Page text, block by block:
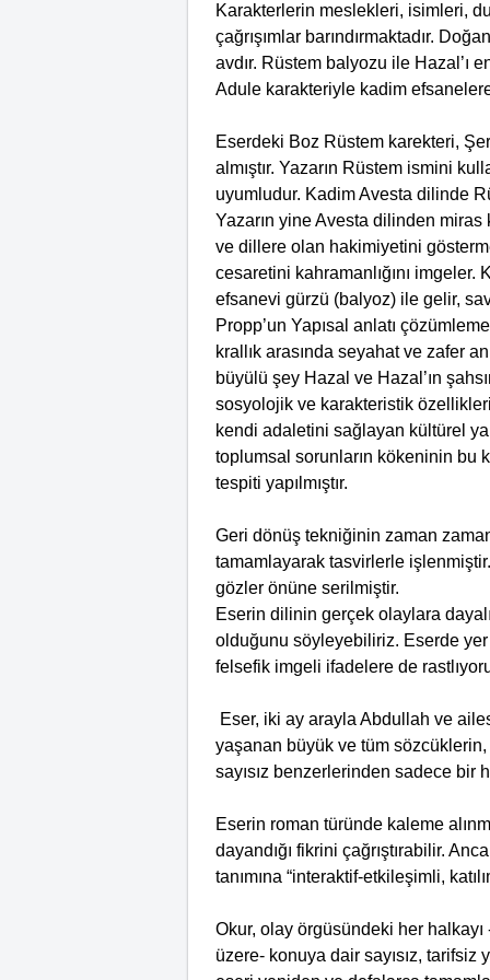
Karakterlerin meslekleri, isimleri,
çağrışımlar barındırmaktadır.
avdır. Rüstem balyozu ile Hazal’ı
Adule karakteriyle kadim
Eserdeki Boz Rüstem karekteri,
almıştır. Yazarın Rüstem ismini
uyumludur. Kadim Avesta dilinde
Yazarın yine Avesta dilinden miras
ve dillere olan hakimiyetini
cesaretini kahramanlığını
efsanevi gürzü (balyoz) ile gelir,
Propp’un Yapısal anlatı
krallık arasında seyahat ve zafer
büyülü şey Hazal ve Hazal’ın
sosyolojik ve karakteristik
kendi adaletini sağlayan kültürel
toplumsal sorunların kökeninin bu
tespiti yapılmıştır.
Geri dönüş tekniğinin zaman
tamamlayarak tasvirlerle
gözler önüne serilmiştir.
Eserin dilinin gerçek olaylara
olduğunu söyleyebiliriz. Eserde
felsefik imgeli ifadelere de
Eser, iki ay arayla Abdullah ve
yaşanan büyük ve tüm sözcüklerin,
sayısız benzerlerinden sadece bir
Eserin roman türünde kaleme
dayandığı fikrini çağrıştırabilir.
tanımına “interaktif-etkileşimli,
Okur, olay örgüsündeki her
üzere- konuya dair sayısız, tarifsiz